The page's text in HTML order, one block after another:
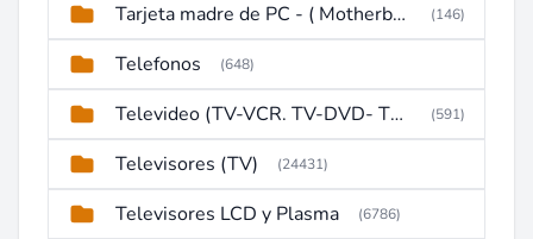
Tarjeta madre de PC - ( Motherboard ) (146)
Telefonos (648)
Televideo (TV-VCR. TV-DVD- TV-DVD-VCR) (591)
Televisores (TV) (24431)
Televisores LCD y Plasma (6786)